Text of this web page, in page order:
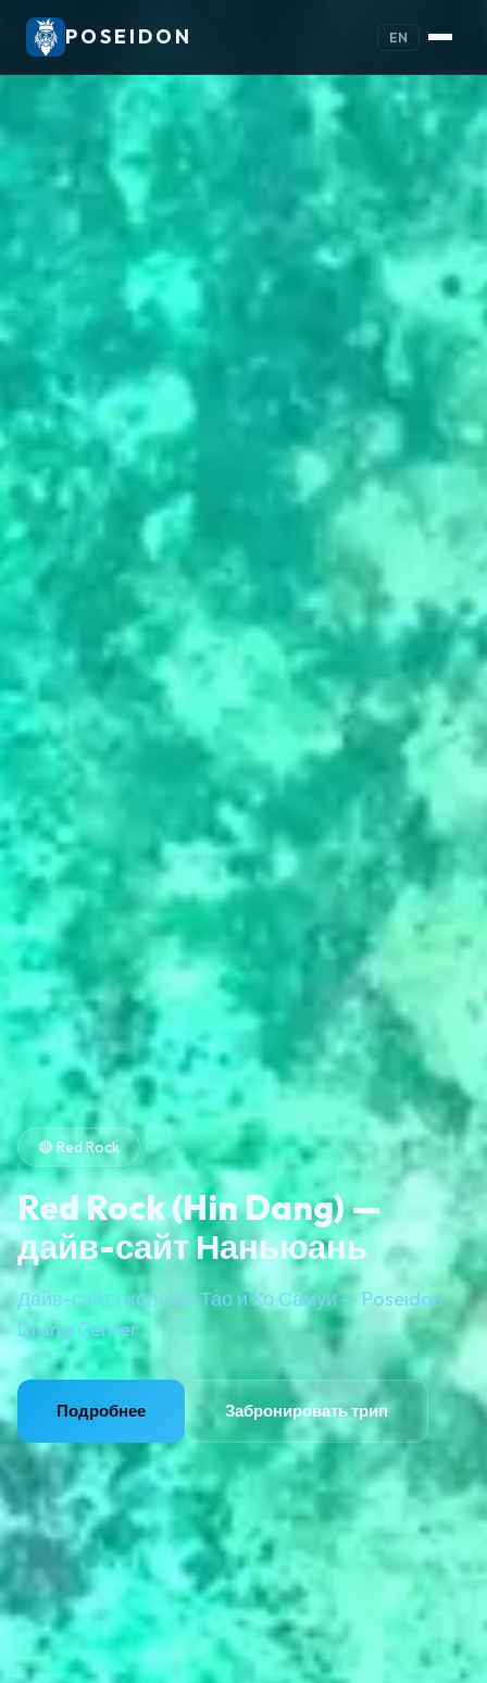
POSEIDON EN
🔴 Red Rock
Red Rock (Hin Dang) —
дайв-сайт Наньюань
Дайв-сайт около Ко Тао и Ко Самуи — Poseidon
Diving Center
Подробнее Забронировать трип